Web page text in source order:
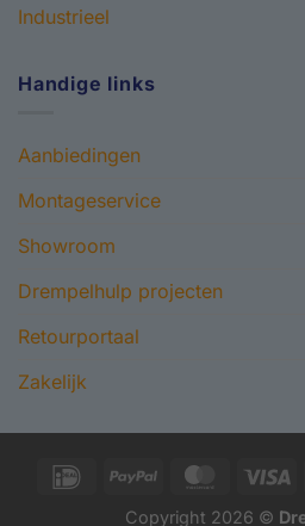
Industrieel
Handige links
Aanbiedingen
Montageservice
Showroom
Drempelhulp projecten
Retourportaal
Zakelijk
IDeal PayPal
Copyright 2026 ©